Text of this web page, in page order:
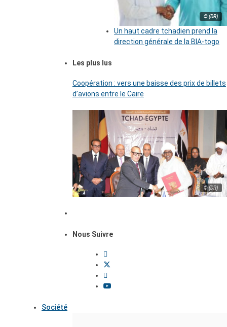
© (DR)
Un haut cadre tchadien prend la
direction générale de la BIA-togo
Les plus lus
Coopération : vers une baisse des prix de billets
d’avions entre le Caire
© (DR)
Nous Suivre
Société